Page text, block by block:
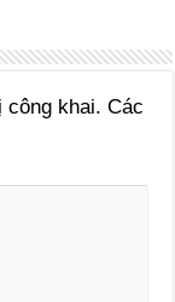
công khai. Các